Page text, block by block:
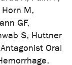
Horn M,
GF,
S, Huttner
Oral